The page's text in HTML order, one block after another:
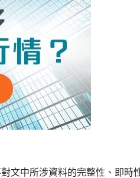
文中所涉資料的完整性、即時